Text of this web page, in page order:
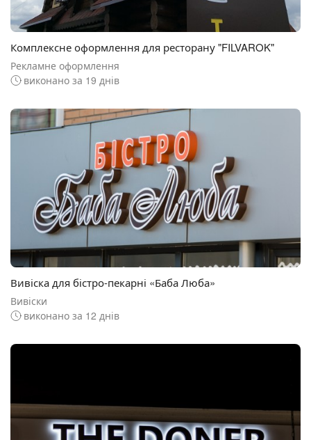
Комплексне оформлення для ресторану "FILVAROK"
Рекламне оформлення
виконано за 19 днів
Вивіска для бістро-пекарні «Баба Люба»
Вивіски
виконано за 12 днів